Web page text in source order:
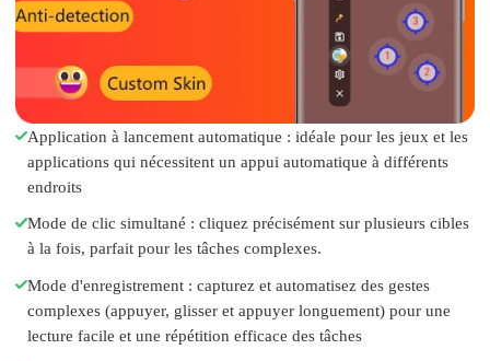
Application à lancement automatique : idéale pour les jeux et les
applications qui nécessitent un appui automatique à différents
endroits
Mode de clic simultané : cliquez précisément sur plusieurs cibles
à la fois, parfait pour les tâches complexes.
Mode d'enregistrement : capturez et automatisez des gestes
complexes (appuyer, glisser et appuyer longuement) pour une
lecture facile et une répétition efficace des tâches